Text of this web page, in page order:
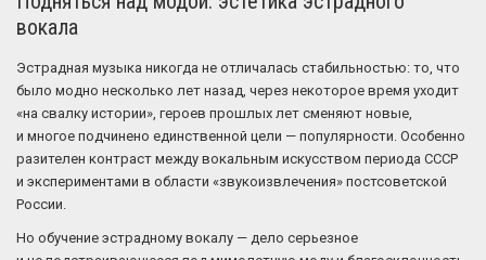
вокала
Эстрадная музыка никогда не отличалась стабильностью: то, что
было модно несколько лет назад, через некоторое время уходит
«на свалку истории», героев прошлых лет сменяют новые,
и многое подчинено единственной цели — популярности. Особенно
разителен контраст между вокальным искусством периода СССР
и экспериментами в области «звукоизвлечения» постсоветской
России.
Но обучение эстрадному вокалу — дело серьезное